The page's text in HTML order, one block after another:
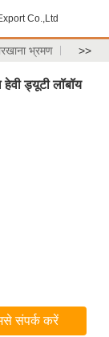
Co.,Ltd
भ्रमण >>
ड्यूटी लॉबॉय
संपर्क करें